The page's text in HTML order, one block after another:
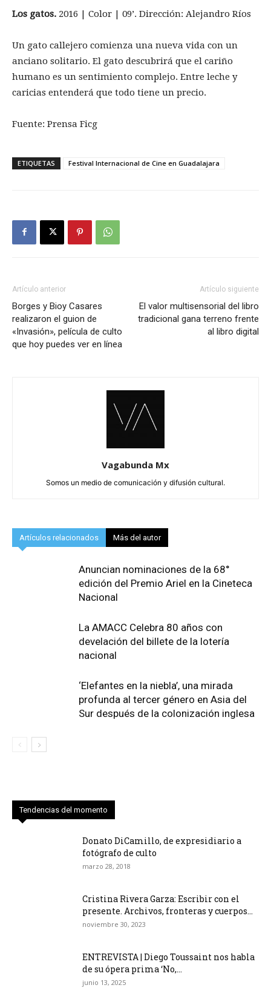
Los gatos. 2016 | Color | 09’. Dirección: Alejandro Ríos
Un gato callejero comienza una nueva vida con un
anciano solitario. El gato descubrirá que el cariño
humano es un sentimiento complejo. Entre leche y
caricias entenderá que todo tiene un precio.
Fuente: Prensa Ficg
ETIQUETAS Festival Internacional de Cine en Guadalajara
Artículo anterior
Borges y Bioy Casares
realizaron el guion de
«Invasión», película de culto
que hoy puedes ver en línea
Artículo siguiente
El valor multisensorial del libro
tradicional gana terreno frente
al libro digital
Vagabunda Mx
Somos un medio de comunicación y difusión cultural.
Artículos relacionados Más del autor
Anuncian nominaciones de la 68°
edición del Premio Ariel en la Cineteca
Nacional
La AMACC Celebra 80 años con
develación del billete de la lotería
nacional
‘Elefantes en la niebla’, una mirada
profunda al tercer género en Asia del
Sur después de la colonización inglesa
Tendencias del momento
Donato DiCamillo, de expresidiario a
fotógrafo de culto
marzo 28, 2018
Cristina Rivera Garza: Escribir con el
presente. Archivos, fronteras y cuerpos...
noviembre 30, 2023
ENTREVISTA | Diego Toussaint nos habla
de su ópera prima ‘No,...
junio 13, 2025